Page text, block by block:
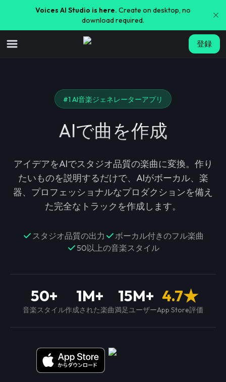
Voices AI Studio is here. Create on desktop, no
download required.
登録
#1 AI音楽ジェネレーターアプリ
AIで曲を作成
アイデアをAIでスタジオ品質の楽曲に変換。作り
たいものを説明するだけで、AIがボーカル、楽
器、プロフェッショナルなプロダクションを備え
た完全なトラックを作成します。
スタジオ品質の出力
ボーカル付きのフル楽曲
50以上の音楽スタイル
50+
音楽スタイル
1M+
作成された楽曲
15M+
満足ユーザー
4.7★
App Store評価